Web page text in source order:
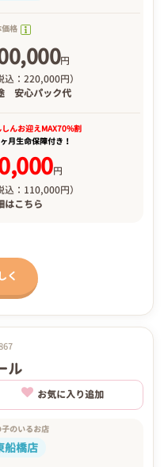
格
円
込：220,000円）
安心パック代
しんお迎えMAX70%割
月生命保障付き！
円
込：110,000円）
はこちら
く
ル
お気に入り追加
子のいるお店
船橋店